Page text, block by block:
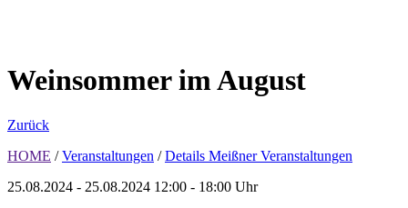
Weinsommer im August
Zurück
HOME / Veranstaltungen / Details Meißner Veranstaltungen
25.08.2024 - 25.08.2024 12:00 - 18:00 Uhr